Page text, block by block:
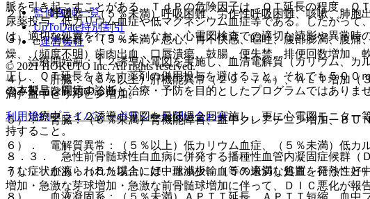
脈を引き起こすことがある。ＴｄＰの危険因子は、ＱＴ延長の程度、
尿薬投与、低カリウム血症や低マグネシウム血症等である。したがっ
は、適切な処置を行うこと。なお、心電図検査での適切な読影や異常
・ 治療開始前：１２誘導心電図を実施し、血清電解質（カリウム、カ
正し、ＱＴ延長をきたす薬剤の併用投与を避けること。それでも５０
のみ投与を開始すること。
・ 治療中：１２誘導心電図を最低週２回実施し、更に心電図モニター
持すること。
８．３． 急性前骨髄球性白血病に併発する播種性血管内凝固症候群（
うな症状があらわれた場合には、血小板輸血等の適切な処置を行うこ
増加・急激な芽球増加・急激な前骨髄球増加に伴って、ＤＩＣ悪化が報
２）． 呼吸器：（５％未満）呼吸困難、労作性呼吸困難、咳嗽、肺胞
３）． 消化器：（５％未満）悪心、胃不快感、嘔吐、腹部膨満、腹痛
燥、（頻度不明）歯肉出血、口唇潰瘍、鼓腸、便失禁、排便回数増加、
４）． 肝臓：（５％以上）肝機能異常（２９．７％）、ＡＬＴ増加（
満）血中ビリルビン増加。
５）． 腎臓：（５％未満）腎機能障害、血中クレアチニン増加、ＢＵ
６）． 電解質異常：（５％以上）低カリウム血症、（５％未満）低カ
７）． 血液：（５％以上）好中球減少、（５％未満）貧血、発熱性好
８）． 血液凝固系：（５％未満）ＡＰＴＴ延長、ＡＰＴＴ短縮、血中
監修医師一覧
UpToDate特別割引
運営会社
© 2021 HOKUTO Inc. All rights reserved.
※本製品は疾病の診断・治療・予防を目的としたプログラムではありませ
利用規約プライバシーポリシーお問い合わせ